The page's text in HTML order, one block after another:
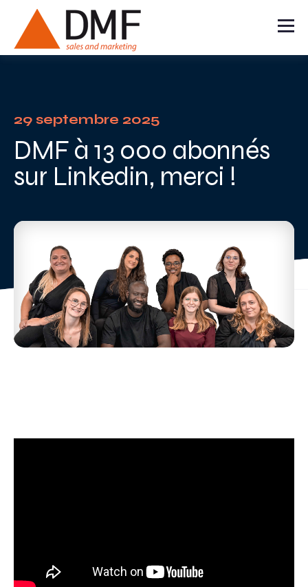
29 septembre 2025
DMF à 13 000 abonnés
sur Linkedin, merci !